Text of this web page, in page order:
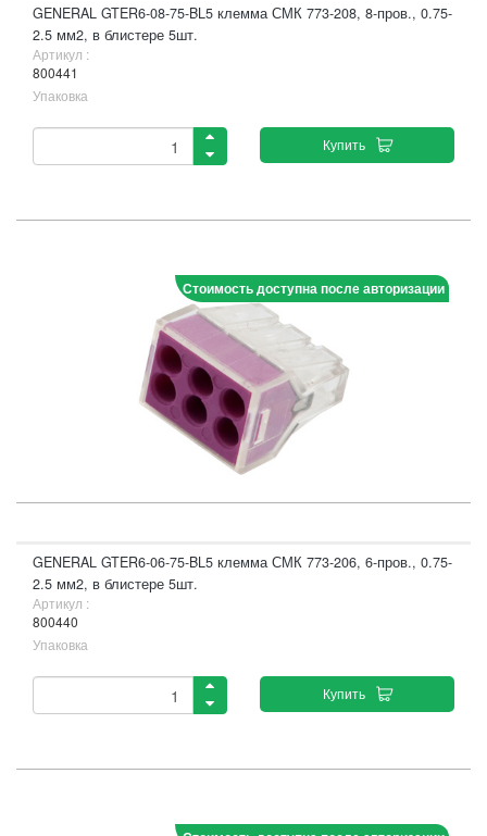
GENERAL GTER6-08-75-BL5 клемма СМК 773-208, 8-пров., 0.75-
2.5 мм2, в блистере 5шт.
Артикул :
800441
Упаковка
Купить
Стоимость доступна после авторизации
GENERAL GTER6-06-75-BL5 клемма СМК 773-206, 6-пров., 0.75-
2.5 мм2, в блистере 5шт.
Артикул :
800440
Упаковка
Купить